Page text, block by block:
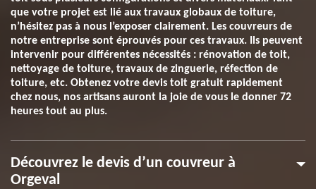
que votre projet est lié aux travaux globaux de toiture,
n’hésitez pas à nous l’exposer clairement. Les couvreurs de
notre entreprise sont éprouvés pour ces travaux. Ils peuvent
intervenir pour différentes nécessités : rénovation de toit,
nettoyage de toiture, travaux de zinguerie, réfection de
toiture, etc. Obtenez votre devis toit gratuit rapidement
chez nous, nos artisans auront la joie de vous le donner 72
heures tout au plus.
Découvrez le devis d’un couvreur à
Orgeval